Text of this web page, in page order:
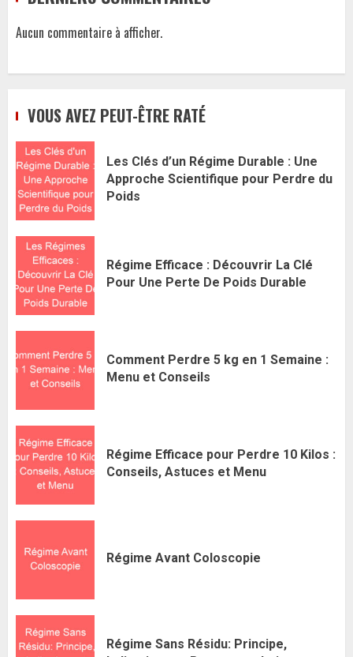
Aucun commentaire à afficher.
VOUS AVEZ PEUT-ÊTRE RATÉ
Les Clés d’un Régime Durable : Une
Approche Scientifique pour Perdre du
Poids
Régime Efficace : Découvrir La Clé
Pour Une Perte De Poids Durable
Comment Perdre 5 kg en 1 Semaine :
Menu et Conseils
Régime Efficace pour Perdre 10 Kilos :
Conseils, Astuces et Menu
Régime Avant Coloscopie
Régime Sans Résidu: Principe,